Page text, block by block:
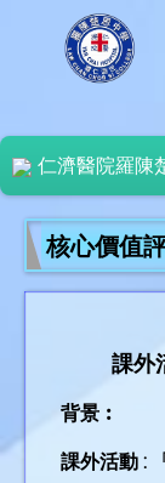
仁濟醫院羅陳
核心價值
課外
背景︰
課外活動 :